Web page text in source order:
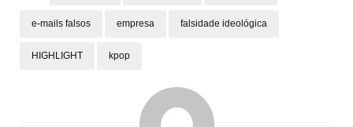
e-mails falsos empresa falsidade ideológica
HIGHLIGHT kpop